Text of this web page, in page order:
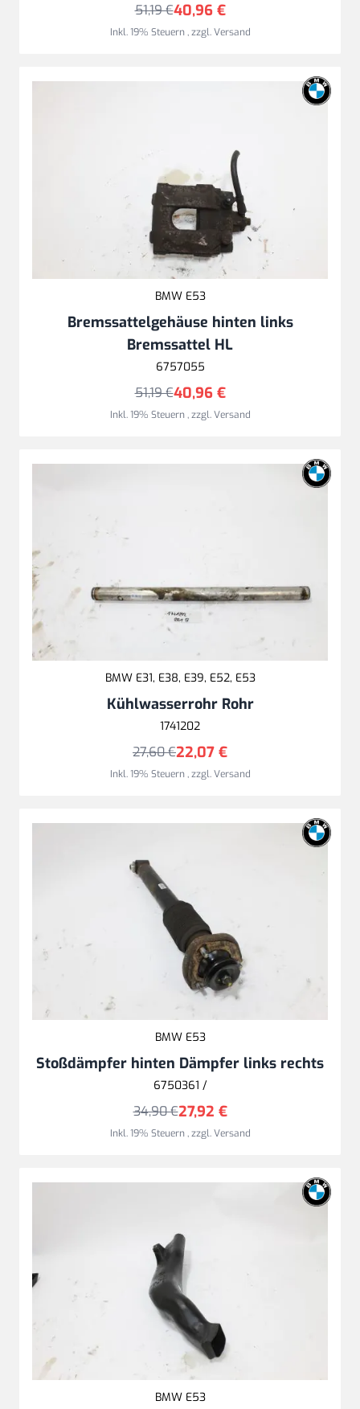
40,96 €
51,19 €
Inkl. 19% Steuern,zzgl.Versand
BMW E53
Bremssattelgehäuse hinten links
Bremssattel HL
6757055
40,96 €
51,19 €
Inkl. 19% Steuern,zzgl.Versand
BMW E31, E38, E39, E52, E53
Kühlwasserrohr Rohr
1741202
22,07 €
27,60 €
Inkl. 19% Steuern,zzgl.Versand
BMW E53
Stoßdämpfer hinten Dämpfer links rechts
6750361 /
27,92 €
34,90 €
Inkl. 19% Steuern,zzgl.Versand
BMW E53